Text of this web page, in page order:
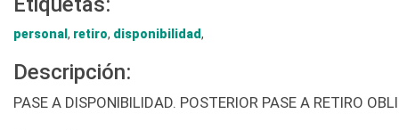
personal , retiro, disponibilidad,
Descripción:
PASE A DISPONIBILIDAD. POSTERIOR PASE A RETIRO